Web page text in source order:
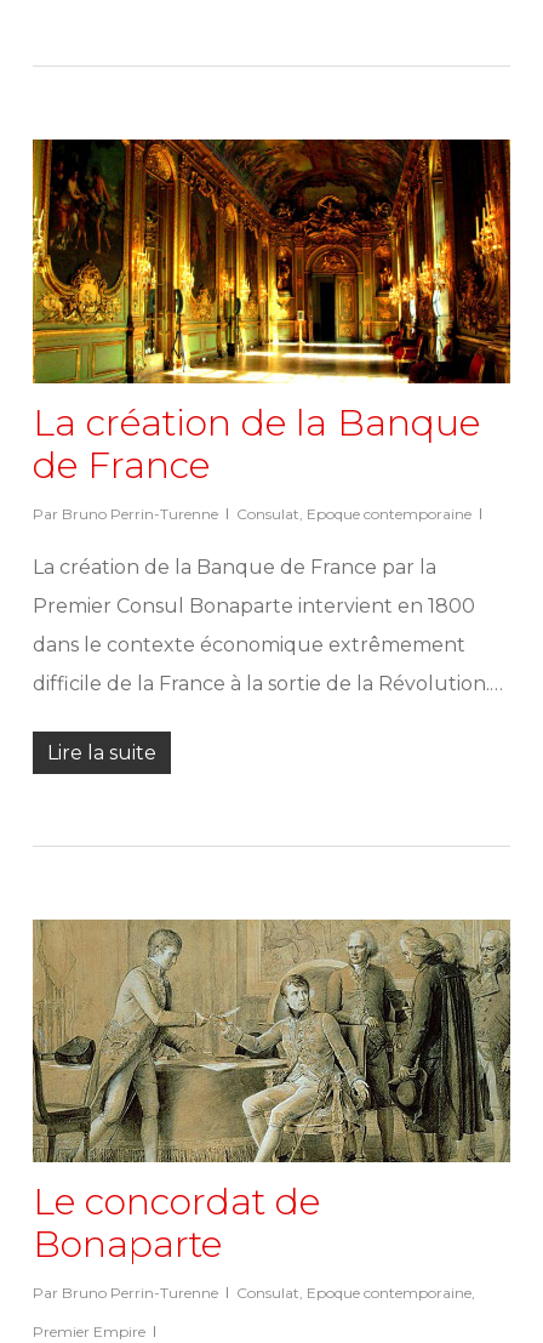
La création de la Banque
de France
Par Bruno Perrin-Turenne Consulat Epoque contemporaine
La création de la Banque de France par la
Premier Consul Bonaparte intervient en 1800
dans le contexte économique extrêmement
difficile de la France à la sortie de la Révolution.…
Lire la suite
Le concordat de
Bonaparte
Par Bruno Perrin-Turenne Consulat, Epoque contemporaine,
Premier Empire